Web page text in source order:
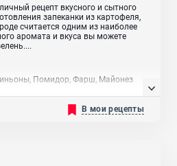
рецепт вкусного и сытного
запеканки из картофеля,
считается одним из наиболее
аромата и вкуса вы можете
Помидор, Фарш, Майонез
В мои рецепты